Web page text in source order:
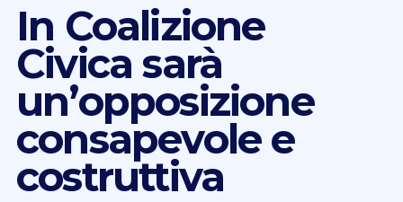
In Coalizione
Civica sarà
un’opposizione
consapevole e
costruttiva